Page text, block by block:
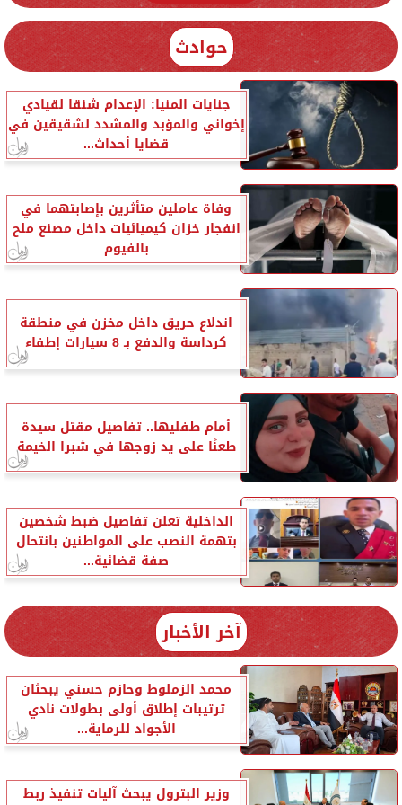
حوادث
جنايات المنيا: الإعدام شنقا لقيادي
إخواني والمؤبد والمشدد لشقيقين في
قضايا أحداث...
وفاة عاملين متأثرين بإصابتهما في
انفجار خزان كيميائيات داخل مصنع ملح
بالفيوم
اندلاع حريق داخل مخزن في منطقة
كرداسة والدفع بـ 8 سيارات إطفاء
أمام طفليها.. تفاصيل مقتل سيدة
طعنًا على يد زوجها في شبرا الخيمة
الداخلية تعلن تفاصيل ضبط شخصين
بتهمة النصب على المواطنين بانتحال
صفة قضائية...
آخر الأخبار
محمد الزملوط وحازم حسني يبحثان
ترتيبات إطلاق أولى بطولات نادي
الأجواد للرماية...
وزير البترول يبحث آليات تنفيذ ربط